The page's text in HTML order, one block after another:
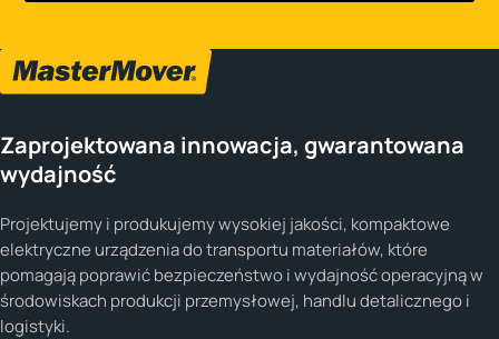
Zaprojektowana innowacja, gwarantowana
wydajność
Projektujemy i produkujemy wysokiej jakości, kompaktowe
elektryczne urządzenia do transportu materiałów, które
pomagają poprawić bezpieczeństwo i wydajność operacyjną w
środowiskach produkcji przemysłowej, handlu detalicznego i
logistyki.